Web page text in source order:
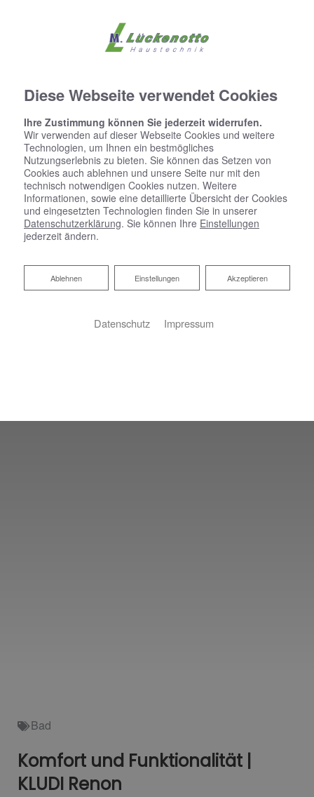
Bad
Komfort und Funktionalität |
KLUDI Renon
Diese Webseite verwendet Cookies
Ihre Zustimmung können Sie jederzeit widerrufen.
Wir verwenden auf dieser Webseite Cookies und weitere
Technologien, um Ihnen ein bestmögliches
Nutzungserlebnis zu bieten. Sie können das Setzen von
Cookies auch ablehnen und unsere Seite nur mit den
technisch notwendigen Cookies nutzen. Weitere
Informationen, sowie eine detaillierte Übersicht der Cookies
und eingesetzten Technologien finden Sie in unserer
Datenschutzerklärung. Sie können Ihre Einstellungen
jederzeit ändern.
Akzeptieren
Einstellungen
Ablehnen
Ablehnen
Datenschutz Impressum